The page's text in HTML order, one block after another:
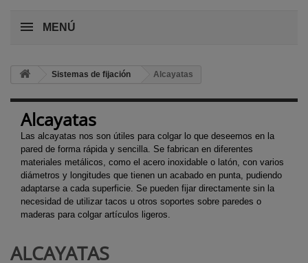
MENÚ
Sistemas de fijación Alcayatas
Alcayatas
Las alcayatas nos son útiles para colgar lo que deseemos en la
pared de forma rápida y sencilla. Se fabrican en diferentes
materiales metálicos, como el acero inoxidable o latón, con varios
diámetros y longitudes que tienen un acabado en punta, pudiendo
adaptarse a cada superficie. Se pueden fijar directamente sin la
necesidad de utilizar tacos u otros soportes sobre paredes o
maderas para colgar artículos ligeros.
ALCAYATAS